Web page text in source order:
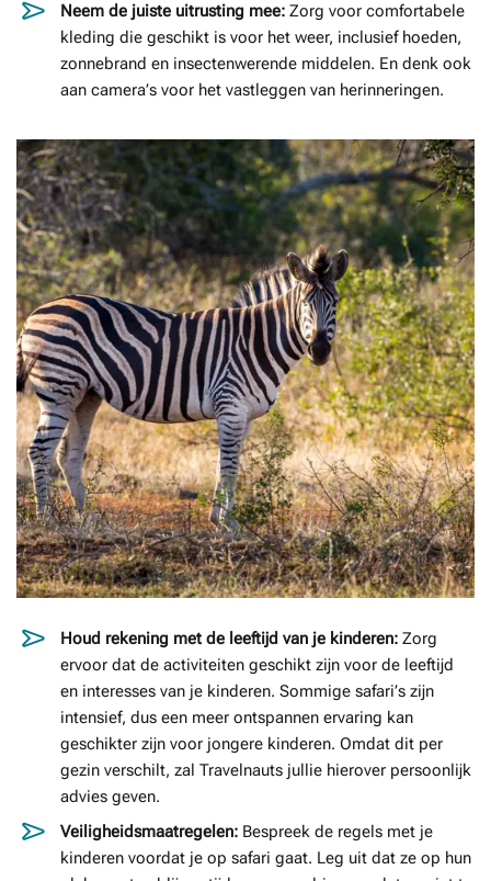
Neem de juiste uitrusting mee: Zorg voor comfortabele
kleding die geschikt is voor het weer, inclusief hoeden,
zonnebrand en insectenwerende middelen. En denk ook
aan camera’s voor het vastleggen van herinneringen.
Houd rekening met de leeftijd van je kinderen: Zorg
ervoor dat de activiteiten geschikt zijn voor de leeftijd
en interesses van je kinderen. Sommige safari’s zijn
intensief, dus een meer ontspannen ervaring kan
geschikter zijn voor jongere kinderen. Omdat dit per
gezin verschilt, zal Travelnauts jullie hierover persoonlijk
advies geven.
Veiligheidsmaatregelen: Bespreek de regels met je
kinderen voordat je op safari gaat. Leg uit dat ze op hun